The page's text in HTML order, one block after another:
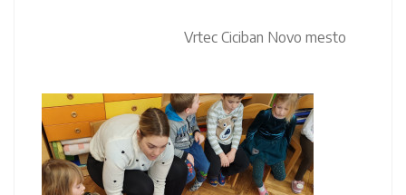
Vrtec Ciciban Novo mesto